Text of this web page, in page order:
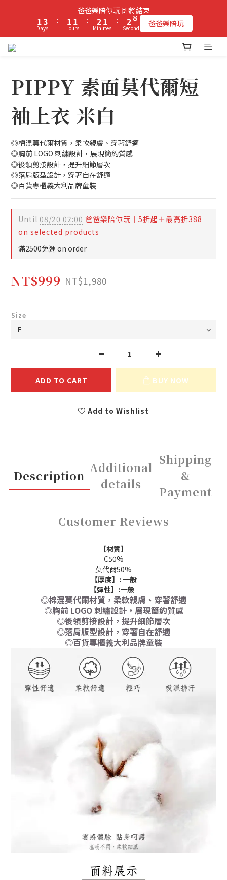
立即加入PIPPY會員即贈$100元購物金!
爸爸樂陪你玩 即將結束
1
0
3
2
Days
:
1
0
1
0
Hours
:
3
2
1
2
1
0
Minutes
:
3
2
1
8
7
6
2
1
0
Seconds 爸爸樂陪玩
PIPPY 素面莫代爾短
袖上衣 米白
◎棉混莫代爾材質，柔軟親膚、穿著舒適
◎胸前 LOGO 刺繡設計，展現簡約質感
◎後領剪接設計，提升細節層次
◎落肩版型設計，穿著自在舒適
◎百貨專櫃義大利品牌童裝
Until 08/20 02:00 爸爸樂陪你玩｜5折起＋最高折388
on selected products
滿2500免運 on order
NT$999 NT$1,980
Size
ADD TO CART BUY NOW
Add to Wishlist
Description
Additional
details
Shipping
&
Payment
Customer Reviews
【材質】
C50%
莫代爾50%
【厚度】: 一般
【彈性】:一般
◎棉混莫代爾材質，柔軟親膚、穿著舒適
◎胸前 LOGO 刺繡設計，展現簡約質感
◎後領剪接設計，提升細節層次
◎落肩版型設計，穿著自在舒適
◎百貨專櫃義大利品牌童裝